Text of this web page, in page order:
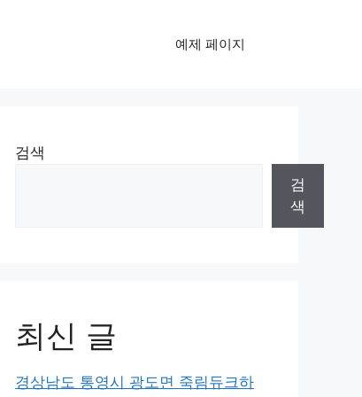
예제 페이지
검색
검
색
최신 글
경상남도 통영시 광도면 죽림듀크하